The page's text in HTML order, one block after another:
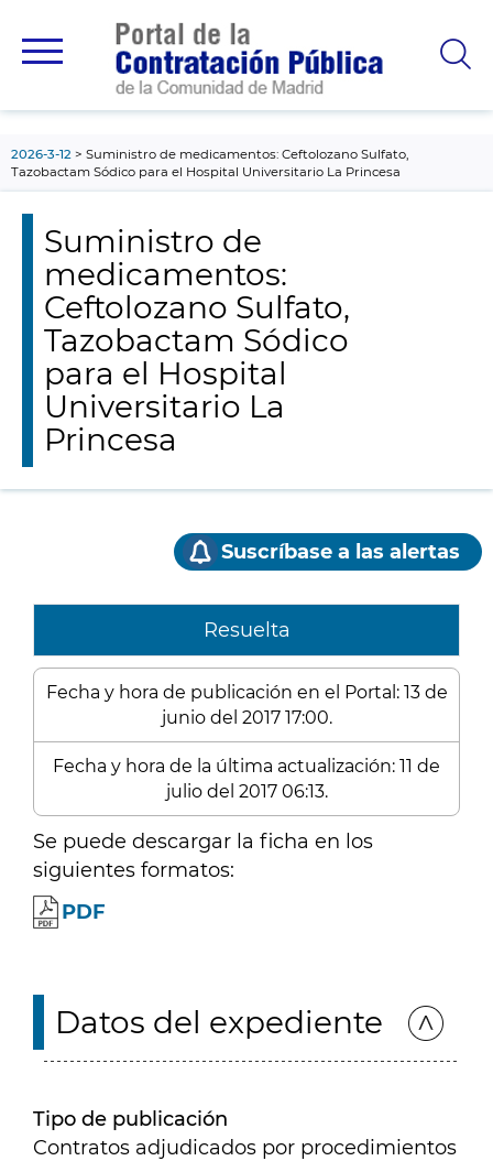
principal
2026-3-12
Suministro de medicamentos: Ceftolozano Sulfato,
Tazobactam Sódico para el Hospital Universitario La Princesa
Suministro de
medicamentos:
Ceftolozano Sulfato,
Tazobactam Sódico
para el Hospital
Universitario La
Princesa
Suscríbase a las alertas
Resuelta
Fecha y hora de publicación en el Portal: 13 de
junio del 2017 17:00.
Fecha y hora de la última actualización: 11 de
julio del 2017 06:13.
Se puede descargar la ficha en los
siguientes formatos:
PDF
Datos del expediente
Tipo de publicación
Contratos adjudicados por procedimientos